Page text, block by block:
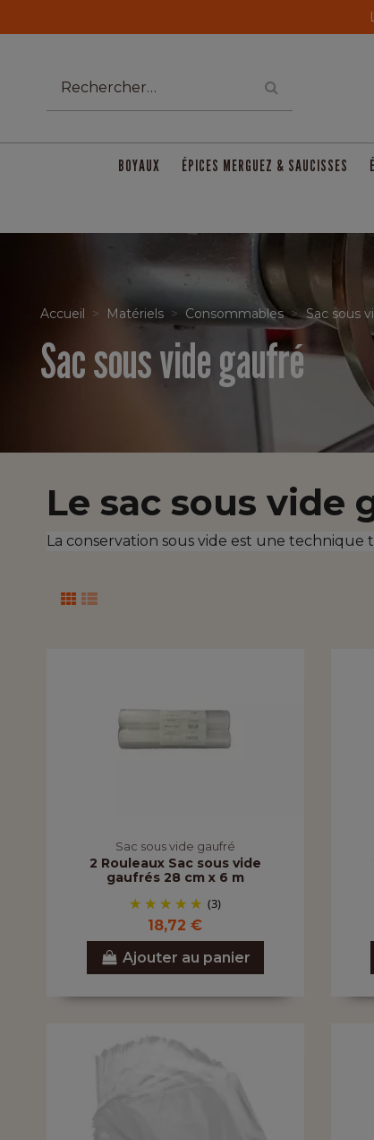
BOYAUX ÉPICES MERGUEZ & SAUCISSES
Accueil Matériels Consommables Sac sous
Sac sous vide gaufré
Le sac sous vide
La conservation sous vide est une
Sac sous vide gaufré
2 Rouleaux Sac sous vide
gaufrés 28 cm x 6 m
(3)
18,72 €
Ajouter au panier